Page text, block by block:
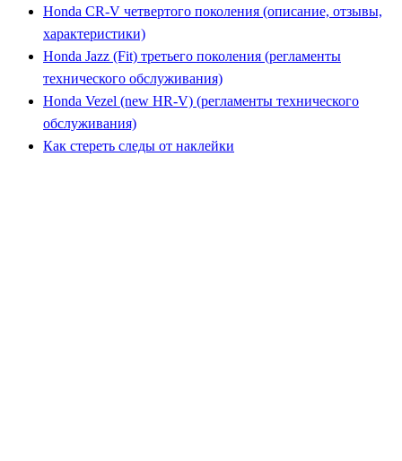
Honda CR-V четвертого поколения (описание, отзывы,
характеристики)
Honda Jazz (Fit) третьего поколения (регламенты
технического обслуживания)
Honda Vezel (new HR-V) (регламенты технического
обслуживания)
Как стереть следы от наклейки